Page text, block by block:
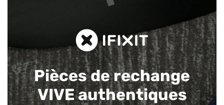
Pièces de rechange
VIVE authentiques​